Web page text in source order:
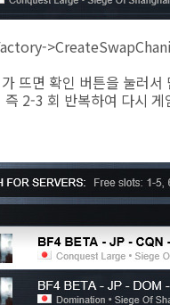
뜨면 확인 버튼을 눌러
2-3 회 반복하여 다시